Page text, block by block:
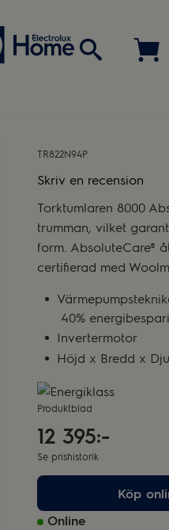
TR822N94P
Skriv en recension
Torktumlaren 8000
trumman, vilket
form. AbsoluteCare®
certifierad med
40%
Invertermotor
Höjd x Bredd x
Produktblad
12 395:-
Se prishistorik
Köp
Online